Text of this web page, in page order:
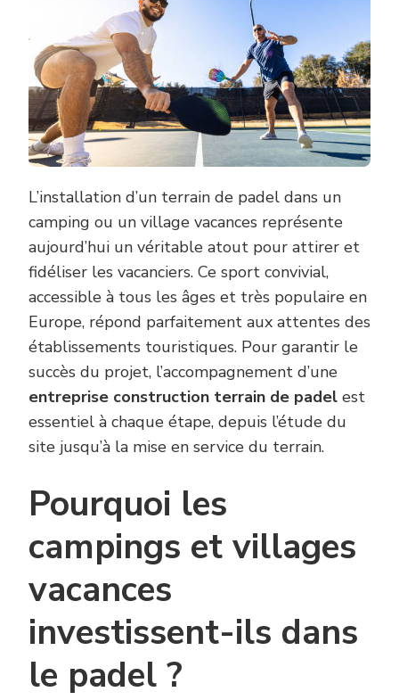
ELLE
UN
PROJET
DESTINÉ
À
UN
CAMPING
VACANCES
L’installation d’un terrain de padel dans un
camping ou un village vacances représente
aujourd’hui un véritable atout pour attirer et
fidéliser les vacanciers. Ce sport convivial,
accessible à tous les âges et très populaire en
Europe, répond parfaitement aux attentes des
établissements touristiques. Pour garantir le
succès du projet, l’accompagnement d’une
entreprise construction terrain de padel est
essentiel à chaque étape, depuis l’étude du
site jusqu’à la mise en service du terrain.
Pourquoi les
campings et villages
vacances
investissent-ils dans
le padel ?